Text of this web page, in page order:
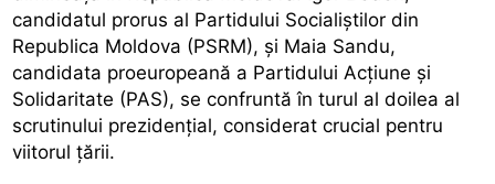
candidatul prorus al Partidului Socialiștilor din
Republica Moldova (PSRM), și Maia Sandu,
candidata proeuropeană a Partidului Acțiune și
Solidaritate (PAS), se confruntă în turul al doilea al
scrutinului prezidențial, considerat crucial pentru
viitorul țării.